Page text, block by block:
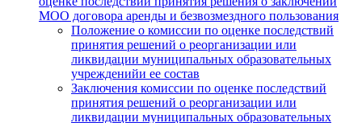
МОО договора аренды и безвозмездного пользования
Положение о комиссии по оценке последствий
принятия решений о реорганизации или
ликвидации муниципальных образовательных
учрежденийи ее состав
Заключения комиссии по оценке последствий
принятия решений о реорганизации или
ликвидации муниципальных образовательных